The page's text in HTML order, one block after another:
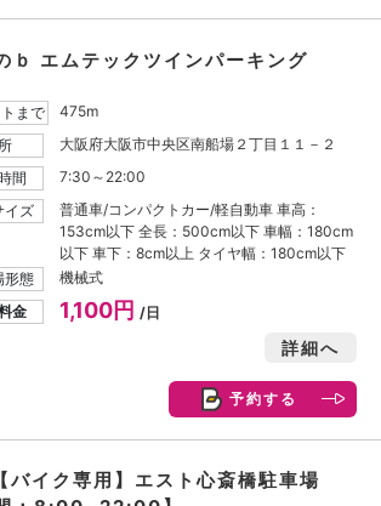
ｂ エムテックツインパーキング
まで
475m
大阪府大阪市中央区南船場２丁目１１－２
間
7:30～22:00
イズ
普通車/コンパクトカー/軽自動車 車高：
153cm以下 全長：500cm以下 車幅：180cm
以下 車下：8cm以上 タイヤ幅：180cm以下
形態
機械式
金
1,100円 /日
詳細へ
予約する
イク専用】エスト心斎橋駐車場